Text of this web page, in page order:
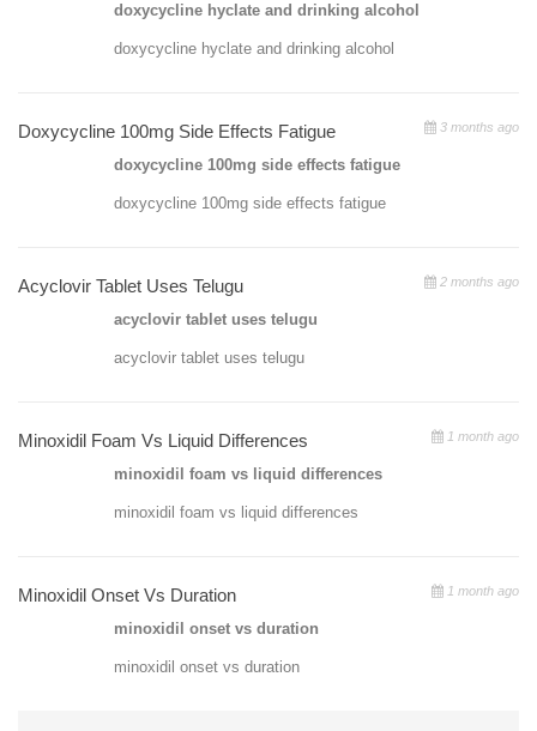
doxycycline hyclate and drinking alcohol
doxycycline hyclate and drinking alcohol
Doxycycline 100mg Side Effects Fatigue 3 months ago
doxycycline 100mg side effects fatigue
doxycycline 100mg side effects fatigue
Acyclovir Tablet Uses Telugu 2 months ago
acyclovir tablet uses telugu
acyclovir tablet uses telugu
Minoxidil Foam Vs Liquid Differences 1 month ago
minoxidil foam vs liquid differences
minoxidil foam vs liquid differences
Minoxidil Onset Vs Duration 1 month ago
minoxidil onset vs duration
minoxidil onset vs duration